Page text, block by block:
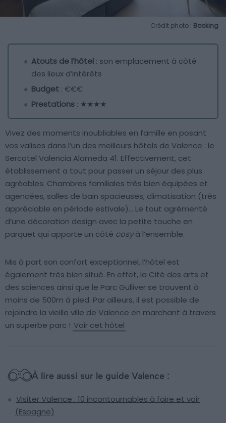
Crédit photo : Booking
Atouts de l’hôtel : son emplacement à côté
des lieux d’intérêts
Budget : €€€
Prestations : ★★★★
Vivez des moments inoubliables en famille en posant
vos valises dans l’un des meilleurs hôtels de Valence : le
Sercotel Valencia Alameda 41. Effectivement, cet
établissement a tout pour passer un séjour des plus
agréables. Chambres familiales très bien équipées et
agencées, salles de bain spacieuses, climatisation (très
appréciable en période estivale)… Le tout agrémenté
d’une décoration design avec la petite touche en
parquet qui apporte un côté cosyà l’ensemble.
Mis à part son confort exceptionnel, l’hôtel est
également très bien situé. En effet, la Cité des arts et
des sciences ainsi que le Parc Gulliver se trouvent à
moins de 500m à pied. Par ailleurs, il est possible de
rejoindre la vieille ville de Valence en marchant à travers
un superbe parc ! Voir cet hôtel
À lire aussi sur le guide Valence :
Visiter Valence : 10 incontournables à faire et voir
(Espagne)